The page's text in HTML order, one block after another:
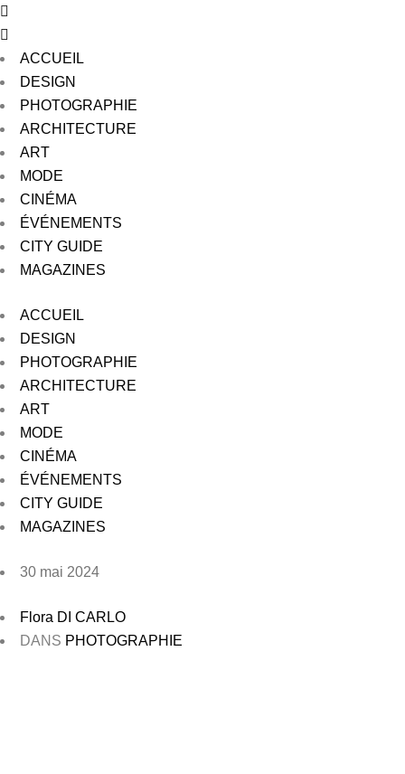
ACCUEIL
DESIGN
PHOTOGRAPHIE
ARCHITECTURE
ART
MODE
CINÉMA
ÉVÉNEMENTS
CITY GUIDE
MAGAZINES
ACCUEIL
DESIGN
PHOTOGRAPHIE
ARCHITECTURE
ART
MODE
CINÉMA
ÉVÉNEMENTS
CITY GUIDE
MAGAZINES
30 mai 2024
Flora DI CARLO
DANS PHOTOGRAPHIE